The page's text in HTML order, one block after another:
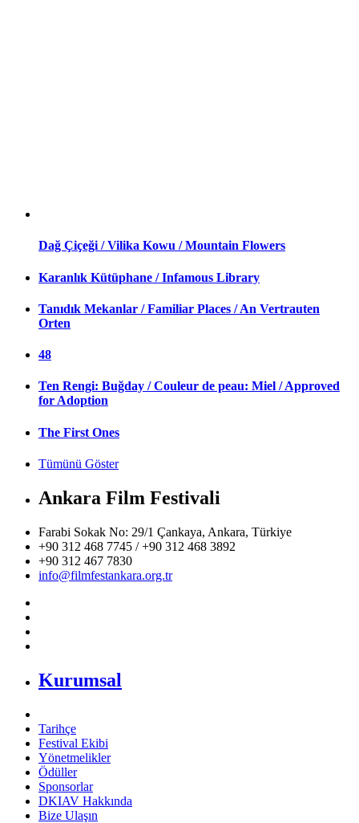
Dağ Çiçeği / Vilika Kowu / Mountain Flowers
Karanlık Kütüphane / Infamous Library
Tanıdık Mekanlar / Familiar Places / An Vertrauten
Orten
48
Ten Rengi: Buğday / Couleur de peau: Miel / Approved
for Adoption
The First Ones
Tümünü Göster
Ankara Film Festivali
Farabi Sokak No: 29/1 Çankaya, Ankara, Türkiye
+90 312 468 7745 / +90 312 468 3892
+90 312 467 7830
info@filmfestankara.org.tr
Kurumsal
Tarihçe
Festival Ekibi
Yönetmelikler
Ödüller
Sponsorlar
DKIAV Hakkında
Bize Ulaşın